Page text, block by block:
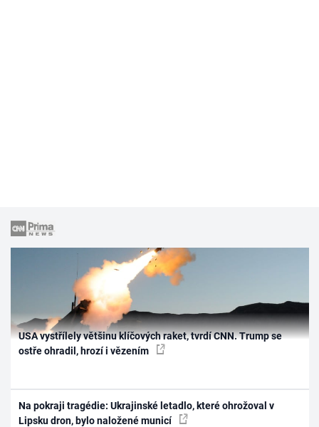
USA vystřílely většinu klíčových raket, tvrdí CNN. Trump se
ostře ohradil, hrozí i vězením
Na pokraji tragédie: Ukrajinské letadlo, které ohrožoval v
Lipsku dron, bylo naložené municí